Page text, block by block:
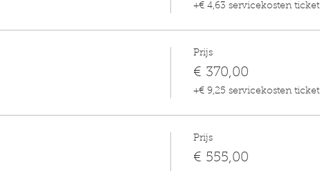
+€ 4,63 servicekosten ticket
Prijs
€ 370,00
+€ 9,25 servicekosten ticket
Prijs
€ 555,00